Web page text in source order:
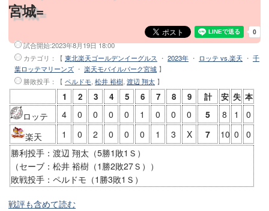
宮城=
試合開始:2023年8月19日 18:00
カテゴリ：【 東北楽天ゴールデンイーグルス ・ 2023年 ・ ロッテ vs.楽天 ・ 千
葉ロッテマリーンズ ・ 楽天モバイルパーク宮城 】
勝敗投手 ：【 ペルドモ, 松井 裕樹, 渡辺 翔太 】
1 2 3 4 5 6 7 8 9 計 安 失 本
ロッテ 4 0 0 0 0 1 0 0 0 5 8 1
0
楽天
1 0 2 0 0 0 1 3 X 7 10 0
0
勝利投手：渡辺 翔太（5勝1敗1Ｓ）
（セーブ：松井 裕樹（1勝2敗27Ｓ））
敗戦投手：ペルドモ（1勝3敗1Ｓ）
戦評も含めて読む